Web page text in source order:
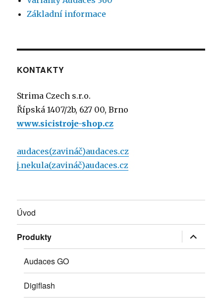
Základní informace
KONTAKTY
Strima Czech s.r.o.
Řípská 1407/2b, 627 00, Brno
www.sicistroje-shop.cz
audaces(zavináč)audaces.cz
j.nekula(zavináč)audaces.cz
Úvod
Produkty Zobrazit
položky
Audaces GO
Digiflash